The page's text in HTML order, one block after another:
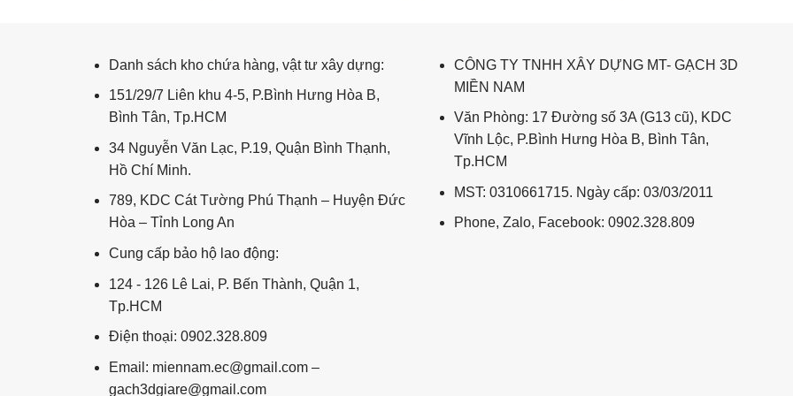
Danh sách kho chứa hàng, vật tư xây dựng:
151/29/7 Liên khu 4-5, P.Bình Hưng Hòa B,
Bình Tân, Tp.HCM
34 Nguyễn Văn Lạc, P.19, Quận Bình Thạnh,
Hồ Chí Minh.
789, KDC Cát Tường Phú Thạnh – Huyện Đức
Hòa – Tỉnh Long An
Cung cấp bảo hộ lao động:
124 - 126 Lê Lai, P. Bến Thành, Quận 1,
Tp.HCM
Điện thoại: 0902.328.809
Email: miennam.ec@gmail.com –
gach3dgiare@gmail.com
CÔNG TY TNHH XÂY DỰNG MT- GẠCH 3D
MIỀN NAM
Văn Phòng: 17 Đường số 3A (G13 cũ), KDC
Vĩnh Lộc, P.Bình Hưng Hòa B, Bình Tân,
Tp.HCM
MST: 0310661715. Ngày cấp: 03/03/2011
Phone, Zalo, Facebook: 0902.328.809